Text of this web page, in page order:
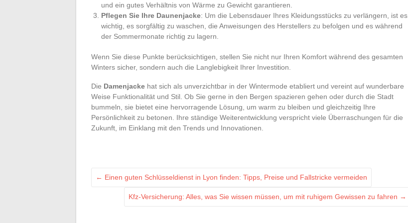
und ein gutes Verhältnis von Wärme zu Gewicht garantieren.
Pflegen Sie Ihre Daunenjacke: Um die Lebensdauer Ihres Kleidungsstücks zu verlängern, ist es
wichtig, es sorgfältig zu waschen, die Anweisungen des Herstellers zu befolgen und es während
der Sommermonate richtig zu lagern.
Wenn Sie diese Punkte berücksichtigen, stellen Sie nicht nur Ihren Komfort während des gesamten
Winters sicher, sondern auch die Langlebigkeit Ihrer Investition.
Die Damenjacke hat sich als unverzichtbar in der Wintermode etabliert und vereint auf wunderbare
Weise Funktionalität und Stil. Ob Sie gerne in den Bergen spazieren gehen oder durch die Stadt
bummeln, sie bietet eine hervorragende Lösung, um warm zu bleiben und gleichzeitig Ihre
Persönlichkeit zu betonen. Ihre ständige Weiterentwicklung verspricht viele Überraschungen für die
Zukunft, im Einklang mit den Trends und Innovationen.
← Einen guten Schlüsseldienst in Lyon finden: Tipps, Preise und Fallstricke vermeiden
Kfz-Versicherung: Alles, was Sie wissen müssen, um mit ruhigem Gewissen zu fahren →